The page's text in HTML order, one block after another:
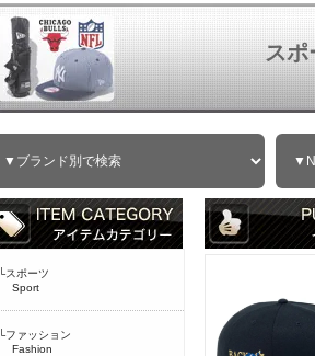
スポ
└スポーツ
Sport
└ファッション
Fashion